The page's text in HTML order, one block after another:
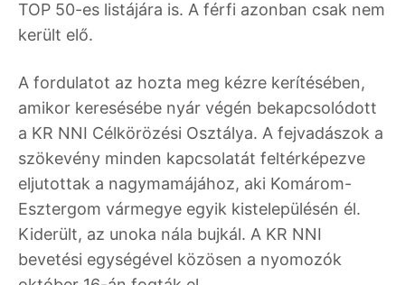
TOP 50-es listájára is. A férfi azonban csak nem
került elő.
A fordulatot az hozta meg kézre kerítésében,
amikor keresésébe nyár végén bekapcsolódott
a KR NNI Célkörözési Osztálya. A fejvadászok a
szökevény minden kapcsolatát feltérképezve
eljutottak a nagymamájához, aki Komárom-
Esztergom vármegye egyik kistelepülésén él.
Kiderült, az unoka nála bujkál. A KR NNI
bevetési egységével közösen a nyomozók